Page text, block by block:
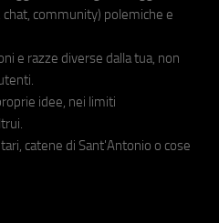
community) polemiche e
e razze diverse dalla tua, non
idee, nei limiti
catene di Sant'Antonio o cose